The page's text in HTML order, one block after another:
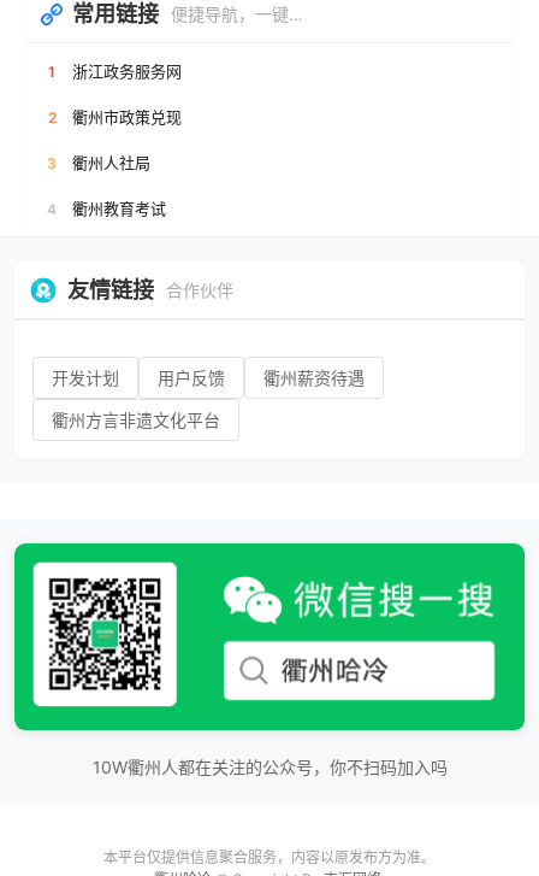
常用链接 便捷导航，一键直达
1 浙江政务服务网
2 衢州市政策兑现
3 衢州人社局
4 衢州教育考试
友情链接 合作伙伴
开发计划 用户反馈 衢州薪资待遇
衢州方言非遗文化平台
10W衢州人都在关注的公众号，你不扫码加入吗
本平台仅提供信息聚合服务，内容以原发布方为准。